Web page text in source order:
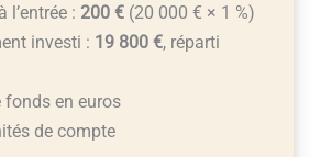
l’entrée : 200 €(20 000 € × 1 %)
investi : 19 800 €, réparti
en euros
de compte